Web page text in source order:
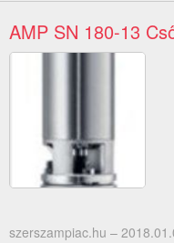
AMP SN 180-13
szerszampiac.hu –